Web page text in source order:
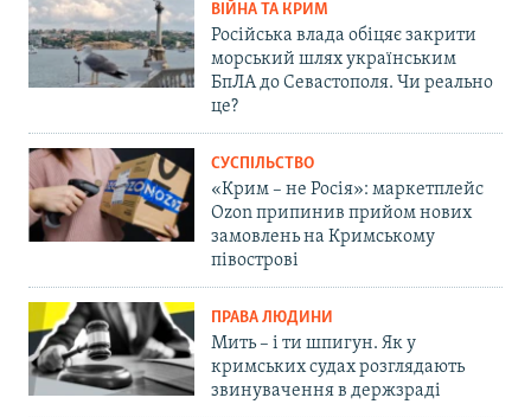
ВІЙНА ТА КРИМ
Російська влада обіцяє закрити
морський шлях українським
БпЛА до Севастополя. Чи реально
це?
СУСПІЛЬСТВО
«Крим – не Росія»: маркетплейс
Ozon припинив прийом нових
замовлень на Кримському
півострові
ПРАВА ЛЮДИНИ
Мить – і ти шпигун. Як у
кримських судах розглядають
звинувачення в держзраді